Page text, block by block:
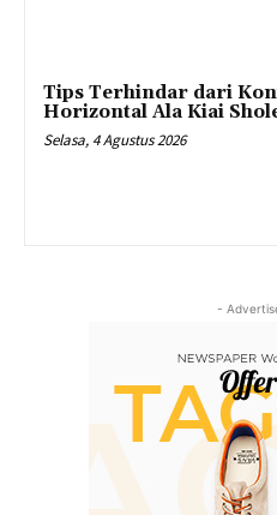
Tips Terhindar dari
Horizontal Ala Kiai
Selasa, 4 Agustus 2026
-